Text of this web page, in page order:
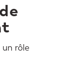
rôle